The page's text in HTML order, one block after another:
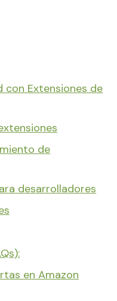
con Extensiones de
de
desarrolladores
en Amazon